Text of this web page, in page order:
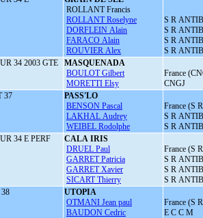
ROLLANT Francis
ROLLANT Roselyne
DORFLEIN Alain
FARACO Alain
ROUVIER Alex
S R
S R
S R
S R
34 2003 GTE
MASQUENADA
BOULOT Gilbert
MORETTI Elsy
France
CNGJ
37
PASS'LO
BENSON Pascal
LAKHAL Audrey
WEIBEL Rodolphe
France (S
S R
S R
34 E PERF
CALA IRIS
DRUEL Paul
GARRET Patricia
GARRET Xavier
SICART Thierry
France (S
S R
S R
S R
UTOPIA
OTMANI Jean paul
BAUDON Cedric
France (S
E C C M